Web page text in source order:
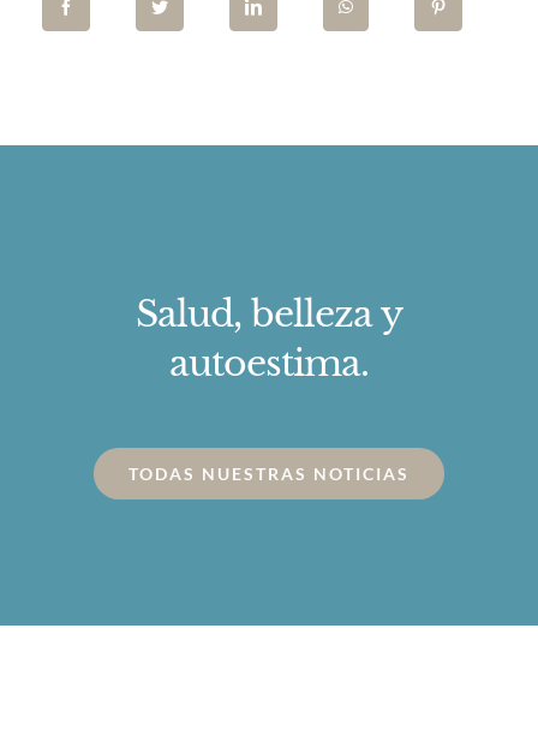
Salud, belleza y
autoestima.
TODAS NUESTRAS NOTICIAS